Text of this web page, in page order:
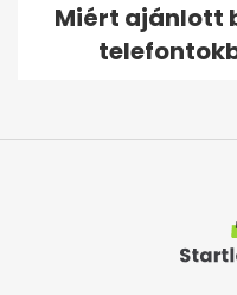
Miért ajánlott